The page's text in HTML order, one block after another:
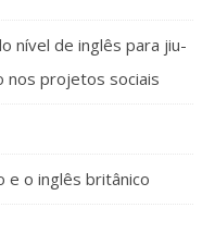
nível de inglês para jiu-
nos projetos sociais
e o inglês britânico